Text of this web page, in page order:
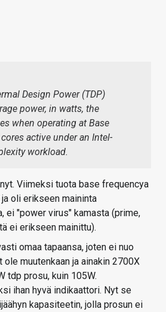
Design Power (TDP)
power, in watts, the
when operating at Base
active under an Intel-
workload.
Viimeksi tuota base frequencya
oli erikseen maininta
ei "power virus" kamasta (prime,
ei erikseen mainittu).
omaa tapaansa, joten ei nuo
muutenkaan ja ainakin 2700X
tdp prosu, kuin 105W.
ihan hyvä indikaattori. Nyt se
kapasiteetin, jolla prosun ei